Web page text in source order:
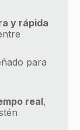
y rápida
para
real,